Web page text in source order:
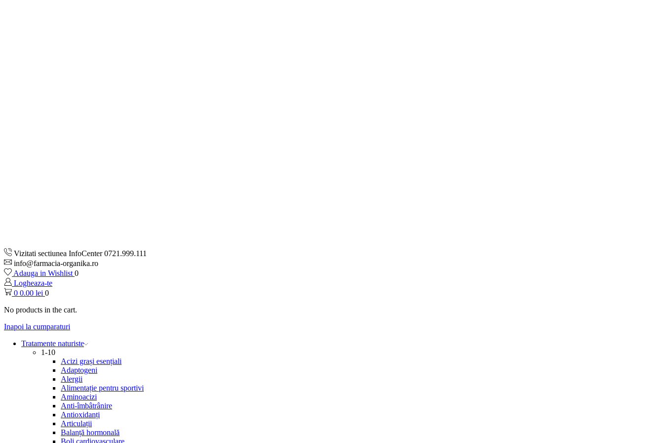
Vizitati sectiunea InfoCenter 0721.999.111
info@farmacia-organika.ro
Adauga in Wishlist 0
Logheaza-te
0 0.00 lei 0
No products in the cart.
Inapoi la cumparaturi
Tratamente naturiste
1-10
Acizi grași esențiali
Adaptogeni
Alergii
Alimentație pentru sportivi
Aminoacizi
Anti-îmbâtrânire
Antioxidanți
Articulații
Balanță hormonală
Boli cardiovasculare